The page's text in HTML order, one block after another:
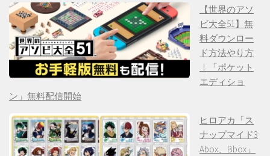
【世界のアソ
ビ大全51】無
料ダウンロー
ド方法やり方
｜「ポケット
エディショ
ン」無料配信開始
ヒロアカ「ス
ナップマイド3
Abox、Bbox」